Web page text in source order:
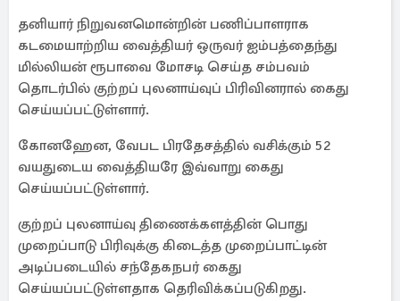
தனியார் நிறுவனமொன்றின் பணிப்பாளராக
கடமையாற்றிய வைத்தியர் ஒருவர் ஐம்பத்தைந்து
மில்லியன் ரூபாவை மோசடி செய்த சம்பவம்
தொடர்பில் குற்றப் புலனாய்வுப் பிரிவினரால் கைது
செய்யப்பட்டுள்ளார்.
கோனஹேன, வேபட பிரதேசத்தில் வசிக்கும் 52
வயதுடைய வைத்தியரே இவ்வாறு கைது
செய்யப்பட்டுள்ளார்.
குற்றப் புலனாய்வு திணைக்களத்தின் பொது
முறைப்பாடு பிரிவுக்கு கிடைத்த முறைப்பாட்டின்
அடிப்படையில் சந்தேகநபர் கைது
செய்யப்பட்டுள்ளதாக தெரிவிக்கப்படுகிறது.